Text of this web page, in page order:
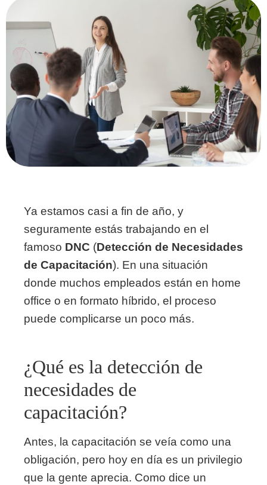
Ya estamos casi a fin de año, y
seguramente estás trabajando en el
famoso DNC (Detección de Necesidades
de Capacitación). En una situación
donde muchos empleados están en home
office o en formato híbrido, el proceso
puede complicarse un poco más.
¿Qué es la detección de
necesidades de
capacitación?
Antes, la capacitación se veía como una
obligación, pero hoy en día es un privilegio
que la gente aprecia. Como dice un